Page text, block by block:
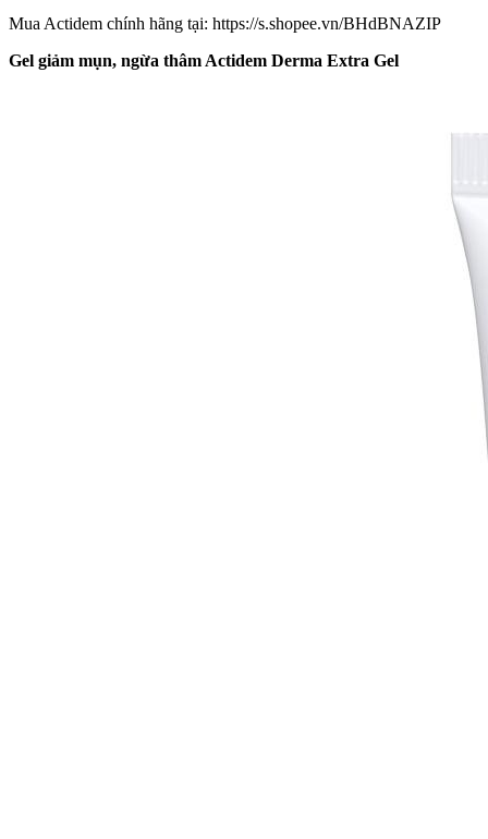
Mua Actidem chính hãng tại: https://s.shopee.vn/BHdBNAZIP
Gel giảm mụn, ngừa thâm Actidem Derma Extra Gel